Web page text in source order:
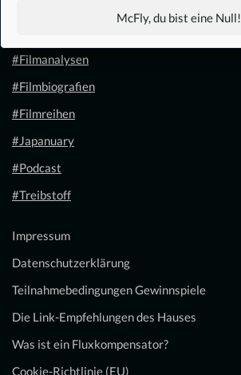
McFly, du bist eine Null!
#Filmanalysen
#Filmbiografien
#Filmreihen
#Japanuary
#Podcast
#Treibstoff
Impressum
Datenschutzerklärung
Teilnahmebedingungen Gewinnspiele
Die Link-Empfehlungen des Hauses
Was ist ein Fluxkompensator?
Cookie-Richtlinie (EU)